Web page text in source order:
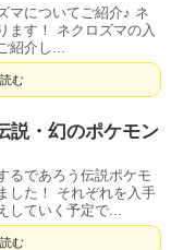
マについてご紹介♪ ネ
ます！ ネクロズマの入
紹介し...
む
説・幻のポケモン
るであろう伝説ポケモ
した！ それぞれを入手
していく予定で...
む